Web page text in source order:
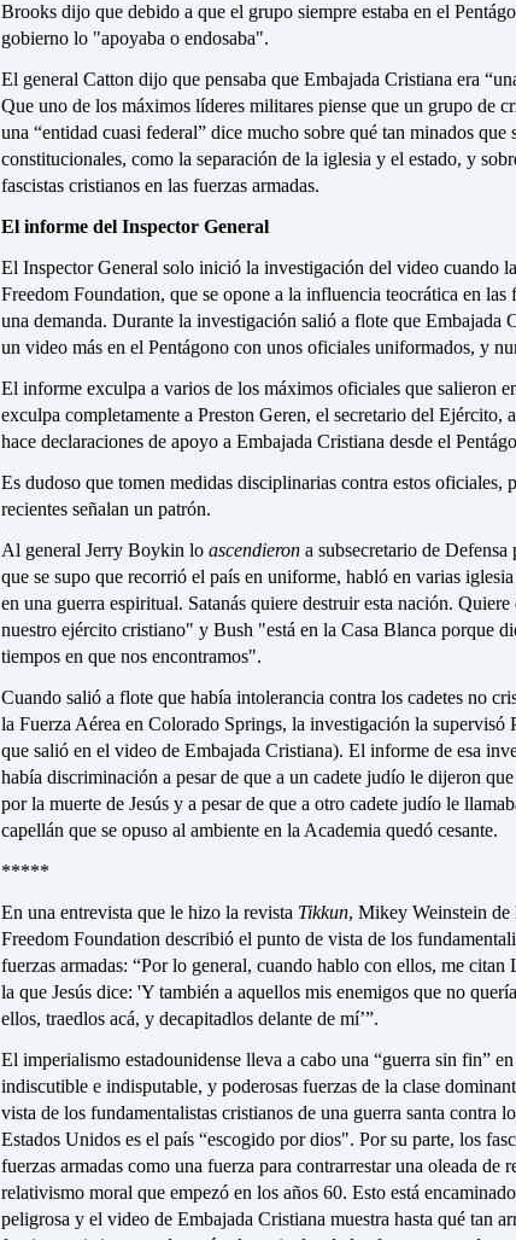
Brooks dijo que debido a que el grupo siempre estaba en el
gobierno lo "apoyaba o endosaba".
El general Catton dijo que pensaba que Embajada Cristiana era
Que uno de los máximos líderes militares piense que un grupo de
una “entidad cuasi federal” dice mucho sobre qué tan minados
constitucionales, como la separación de la iglesia y el estado, y
fascistas cristianos en las fuerzas armadas.
El informe del Inspector General
El Inspector General solo inició la investigación del video cuando
Freedom Foundation, que se opone a la influencia teocrática en las
una demanda. Durante la investigación salió a flote que Embajada
un video más en el Pentágono con unos oficiales uniformados, y
El informe exculpa a varios de los máximos oficiales que salieron
exculpa completamente a Preston Geren, el secretario del Ejército,
hace declaraciones de apoyo a Embajada Cristiana desde el
Es dudoso que tomen medidas disciplinarias contra estos oficiales,
recientes señalan un patrón.
Al general Jerry Boykin lo ascendieron a subsecretario de
que se supo que recorrió el país en uniforme, habló en varias
en una guerra espiritual. Satanás quiere destruir esta nación.
nuestro ejército cristiano" y Bush "está en la Casa Blanca porque
tiempos en que nos encontramos".
Cuando salió a flote que había intolerancia contra los cadetes no
la Fuerza Aérea en Colorado Springs, la investigación la supervisó
que salió en el video de Embajada Cristiana). El informe de esa
había discriminación a pesar de que a un cadete judío le dijeron
por la muerte de Jesús y a pesar de que a otro cadete judío le
capellán que se opuso al ambiente en la Academia quedó cesante.
*****
En una entrevista que le hizo la revista Tikkun, Mikey Weinstein
Freedom Foundation describió el punto de vista de los
fuerzas armadas: “Por lo general, cuando hablo con ellos, me citan
la que Jesús dice: 'Y también a aquellos mis enemigos que no
ellos, traedlos acá, y decapitadlos delante de mí’”.
El imperialismo estadounidense lleva a cabo una “guerra sin fin”
indiscutible e indisputable, y poderosas fuerzas de la clase
vista de los fundamentalistas cristianos de una guerra santa contra
Estados Unidos es el país “escogido por dios". Por su parte, los
fuerzas armadas como una fuerza para contrarrestar una oleada de
relativismo moral que empezó en los años 60. Esto está
peligrosa y el video de Embajada Cristiana muestra hasta qué tan